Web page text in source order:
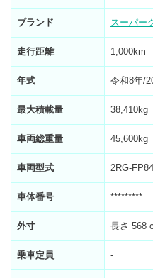
ブランド スーパー
走行距離 1,000km
年式 令和8年/
最大積載量 38,410kg
車両総重量 45,600kg
車両型式 2RG-
車体番号 *********
外寸 長さ 568
乗車定員 -